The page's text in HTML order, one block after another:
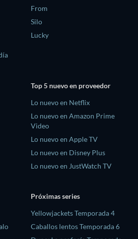
From
Silo
Lucky
Top 5 nuevo en proveedor
Lo nuevo en Netflix
Lo nuevo en Amazon Prime
Video
Lo nuevo en Apple TV
Lo nuevo en Disney Plus
Lo nuevo en JustWatch TV
Próximas series
Yellowjackets Temporada 4
Caballos lentos Temporada 6